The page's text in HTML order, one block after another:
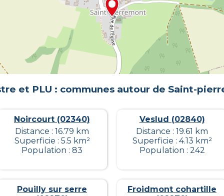
et PLU : communes autour de Saint-
Noircourt (02340)
Distance : 16.79 km
Superficie : 5.5 km²
Population : 83
Veslud (02840)
Distance : 19.61 km
Superficie : 4.13 km²
Population : 242
Pouilly sur serre
Froidmont cohartille